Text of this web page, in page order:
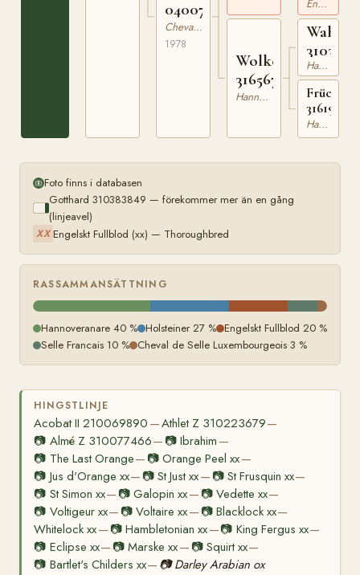
040078478
Cheval de Selle Luxembourgeois
1978
Wolke
316567761
Hannoveranare
Engelskt Fullblod
Hannoveranare
316198557
Hannoveranare
Foto finns i databasen
Gotthard 310383849 — förekommer mer än en gång
(linjeavel)
XX Engelskt Fullblod (xx) — Thoroughbred
RASSAMMANSÄTTNING
Hannoveranare 40 % Holsteiner 27 % Engelskt Fullblod 20 %
Selle Francais 10 % Cheval de Selle Luxembourgeois 3 %
HINGSTLINJE
Acobat II 210069890 —Athlet Z 310223679—
📷 Almé Z 310077466— 📷Ibrahim —
📷 The Last Orange— 📷Orange Peel xx—
📷 Jus d'Orange xx— 📷St Just xx— 📷 St Frusquin xx—
📷 St Simon xx— 📷Galopin xx— 📷 Vedette xx—
📷 Voltigeur xx— 📷Voltaire xx— 📷 Blacklock xx—
Whitelock xx— 📷Hambletonian xx—📷 King Fergus xx—
📷 Eclipse xx— 📷Marske xx— 📷 Squirt xx—
📷 Bartlet's Childers xx— 📷 Darley Arabian ox